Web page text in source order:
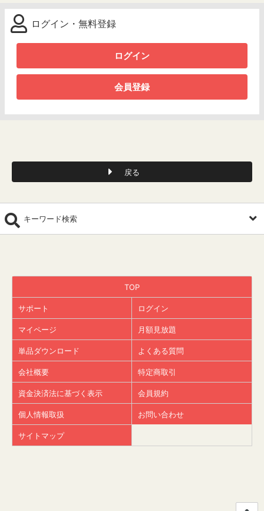
ログイン・無料登録
ログイン
会員登録
戻る
キーワード検索
TOP
サポート ログイン
マイページ 月額見放題
単品ダウンロード よくある質問
会社概要 特定商取引
資金決済法に基づく表示 会員規約
個人情報取扱 お問い合わせ
サイトマップ